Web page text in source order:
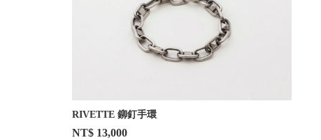
RIVETTE 鉚釘手環
NT$ 13,000